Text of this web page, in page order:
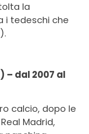
la
i tedeschi che
– dal 2007 al
calcio, dopo le
Madrid,